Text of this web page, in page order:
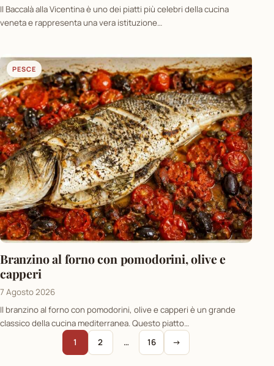
Il Baccalà alla Vicentina è uno dei piatti più celebri della cucina
veneta e rappresenta una vera istituzione…
PESCE
Branzino al forno con pomodorini, olive e
capperi
7 Agosto 2026
Il branzino al forno con pomodorini, olive e capperi è un grande
classico della cucina mediterranea. Questo piatto…
1
2 … 16 →